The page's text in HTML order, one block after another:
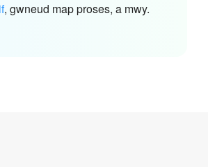
, gwneud map proses, a mwy.